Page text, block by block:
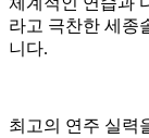
라고 극찬한 세종
니다.
최고의 연주 실력